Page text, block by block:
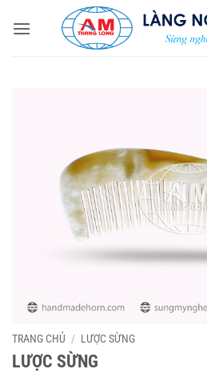
qua
TRANG CHỦ / LƯỢC SỪNG
LƯỢC SỪNG